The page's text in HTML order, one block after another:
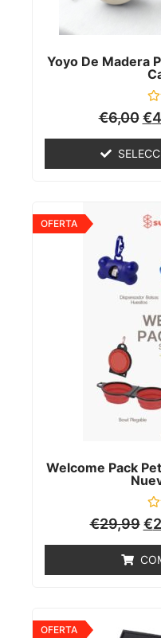
Yoyo De Madera
5
€6,00 €
Welcome Pack
5
OFERTA
€29,99 €
OFERTA